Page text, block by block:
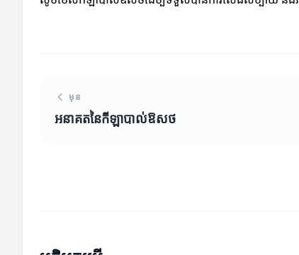
មុន
អនាគតនៃកីឡាបាល់ឱសថ